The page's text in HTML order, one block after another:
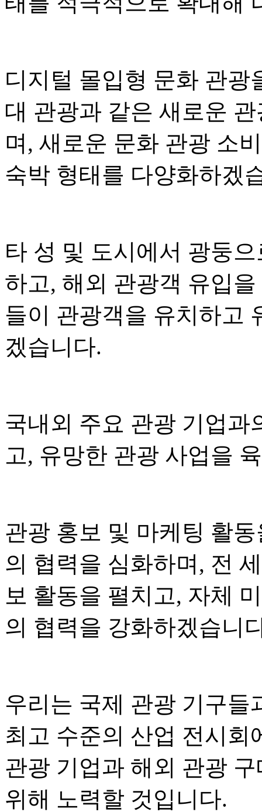
디지털 몰입형 문화 관광
대 관광과 같은 새로운
며, 새로운 문화 관광 소
숙박 형태를 다양화하겠
타 성 및 도시에서 광둥
하고, 해외 관광객 유입
들이 관광객을 유치하고
겠습니다.
국내외 주요 관광 기업과
고, 유망한 관광 사업을
관광 홍보 및 마케팅 활
의 협력을 심화하며, 전
보 활동을 펼치고, 자체
의 협력을 강화하겠습니
우리는 국제 관광 기구들
최고 수준의 산업 전시회
관광 기업과 해외 관광
위해 노력할 것입니다.